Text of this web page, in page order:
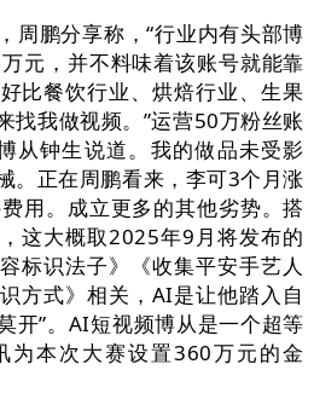
鹏分享称，“行业内有头部博
元，并不料味着该账号就能靠
比餐饮行业、烘焙行业、生果
找我做视频。”运营50万粉丝账
从钟生说道。我的做品未受影
。正在周鹏看来，李可3个月涨
用。成立更多的其他劣势。搭
这大概取2025年9月将发布的
标识法子》《收集平安手艺人
方式》相关，AI是让他踏入自
开”。AI短视频博从是一个超等
为本次大赛设置360万元的金